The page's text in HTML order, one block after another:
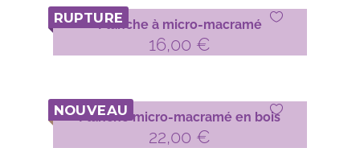
RUPTUREPlanche à micro-macramé
16,00 €
NOUVEAU
Planche micro-macramé en bois
22,00 €